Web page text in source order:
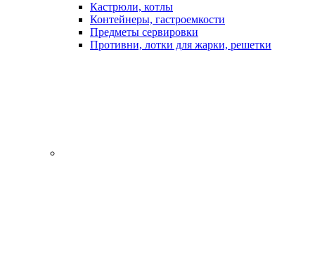
Кастрюли, котлы
Контейнеры, гастроемкости
Предметы сервировки
Противни, лотки для жарки, решетки